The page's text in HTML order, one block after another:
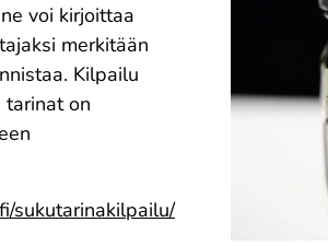
voi kirjoittaa
merkitään
Kilpailu
on
sukutarinakilpailu/